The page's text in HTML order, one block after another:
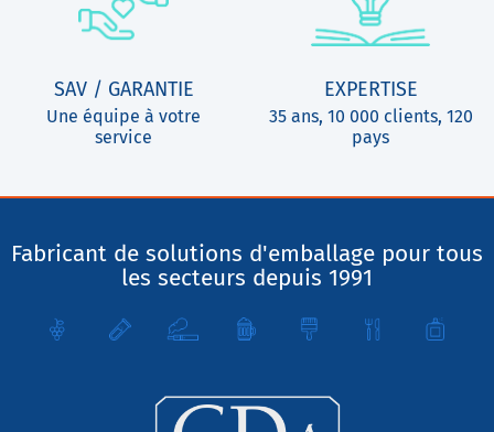
SAV / GARANTIE
Une équipe à votre
service
EXPERTISE
35 ans, 10 000 clients, 120
pays
Fabricant de solutions d'emballage pour tous
les secteurs depuis 1991